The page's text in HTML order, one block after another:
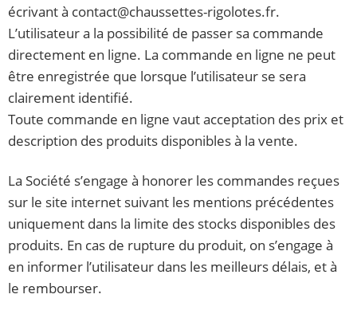
écrivant à contact@chaussettes-rigolotes.fr.
L’utilisateur a la possibilité de passer sa commande
directement en ligne. La commande en ligne ne peut
être enregistrée que lorsque l’utilisateur se sera
clairement identifié.
Toute commande en ligne vaut acceptation des prix et
description des produits disponibles à la vente.
La Société s’engage à honorer les commandes reçues
sur le site internet suivant les mentions précédentes
uniquement dans la limite des stocks disponibles des
produits. En cas de rupture du produit, on s’engage à
en informer l’utilisateur dans les meilleurs délais, et à
le rembourser.